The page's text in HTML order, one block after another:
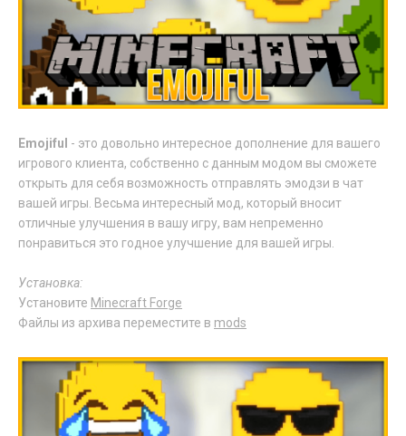
Emojiful - это довольно интересное дополнение для вашего
игрового клиента, собственно с данным модом вы сможете
открыть для себя возможность отправлять эмодзи в чат
вашей игры. Весьма интересный мод, который вносит
отличные улучшения в вашу игру, вам непременно
понравиться это годное улучшение для вашей игры.
Установка:
Установите Minecraft Forge
Файлы из архива переместите в mods